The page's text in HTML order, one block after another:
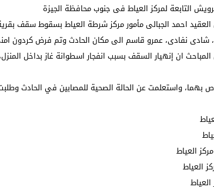
شادى نفادى، عمرو قاسم الى مكان الحادث وتم فرض كردون
ان إنهيار السقف بسبب انفجار اسطوانة غاز بداخل
بهما، واستعلمت عن الحالة الصحية للمصابين في الحادث